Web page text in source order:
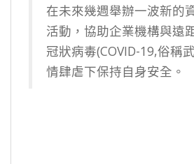
在未來幾週舉辦一波新的
活動，協助企業機構與遠
冠狀病毒(COVID-19,俗稱
情肆虐下保持自身安全。